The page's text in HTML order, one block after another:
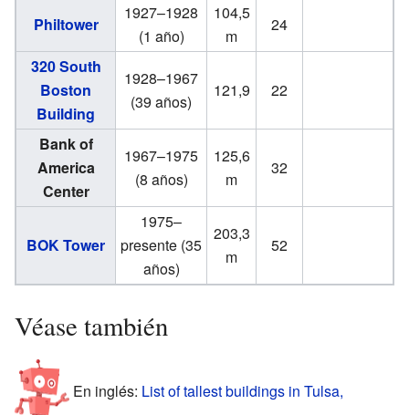
Philtower
1927–1928
(1 año)
104,5
m
24
320 South
Boston
Building
1928–1967
(39 años)
121,9 22
Bank of
America
Center
1967–1975
(8 años)
125,6
m
32
BOK Tower
1975–
presente (35
años)
203,3
m
52
Véase también
En inglés: List of tallest buildings in Tulsa,